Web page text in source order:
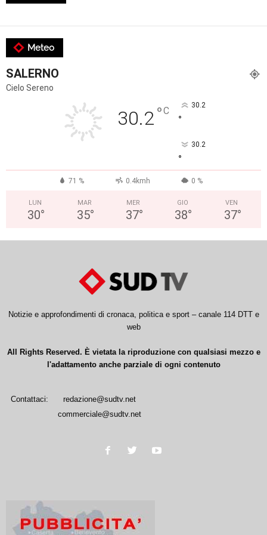
Meteo
SALERNO
Cielo Sereno
30.2°C 30.2
°
30.2
°
71 % 0.4kmh 0 %
LUN
30°
MAR
35°
MER
37°
GIO
38°
VEN
37°
Notizie e approfondimenti di cronaca, politica e sport – canale 114 DTT e
web
All Rights Reserved. È vietata la riproduzione con qualsiasi mezzo e
l'adattamento anche parziale di ogni contenuto
Contattaci:
redazione@sudtv.net
commerciale@sudtv.net